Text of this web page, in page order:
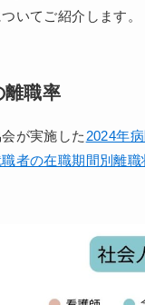
いてご紹介します。
離職率
が実施した 2024年
者の在職期間別離職